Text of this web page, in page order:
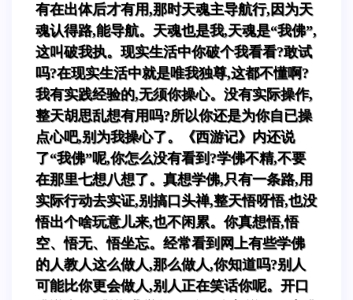
有在出体后才有用,那时天魂主导航行,因为天
魂认得路,能导航。天魂也是我,天魂是“我佛”,
这叫破我执。现实生活中你破个我看看?敢试
吗?在现实生活中就是唯我独尊,这都不懂啊?
我有实践经验的,无须你操心。没有实际操作,
整天胡思乱想有用吗?所以你还是为你自已操
点心吧,别为我操心了。《西游记》内还说
了“我佛”呢,你怎么没有看到?学佛不精,不要
在那里七想八想了。真想学佛,只有一条路,用
实际行动去实证,别搞口头禅,整天悟呀悟,也没
悟出个啥玩意儿来,也不闲累。你真想悟,悟
空、悟无、悟坐忘。经常看到网上有些学佛
的人教人这么做人,那么做人,你知道吗?别人
可能比你更会做人,别人正在笑话你呢。开口